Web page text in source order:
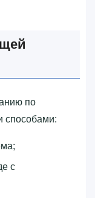
по
способами:
с